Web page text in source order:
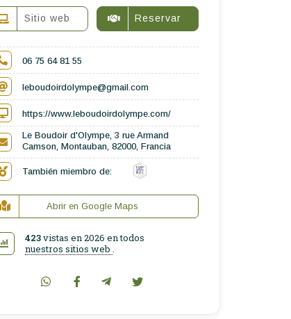
Sitio web Reservar
06 75 64 81 55
leboudoirdolympe@gmail.com
https://www.leboudoirdolympe.com/
Le Boudoir d'Olympe, 3 rue Armand
Camson, Montauban, 82000, Francia
También miembro de:
Abrir en Google Maps
423vistas en 2026 en todos
nuestros sitios web .